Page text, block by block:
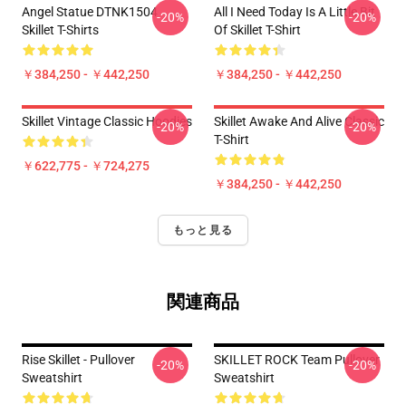
Angel Statue DTNK1504
Skillet T-Shirts
￥384,250 - ￥442,250
-20%
All I Need Today Is A Little Bit
Of Skillet T-Shirt
￥384,250 - ￥442,250
-20%
Skillet Vintage Classic Hoodies
￥622,775 - ￥724,275
-20%
Skillet Awake And Alive Classic
T-Shirt
￥384,250 - ￥442,250
-20%
もっと見る
関連商品
Rise Skillet - Pullover
Sweatshirt
-20%
SKILLET ROCK Team Pullover
Sweatshirt
-20%